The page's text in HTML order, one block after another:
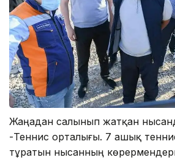
Жаңадан салынып жатқан
-Теннис орталығы. 7 ашық
тұратын нысанның